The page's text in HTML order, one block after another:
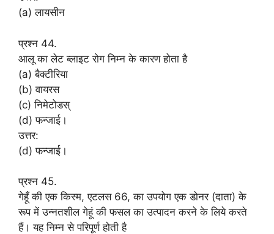
(a) लायसीन
प्रश्न 44.
आलू का लेट ब्लाइट रोग निम्न के कारण होता है
(a) बैक्टीरिया
(b) वायरस
(c) निमेटोडस्
(d) फन्जाई।
उत्तर:
(d) फन्जाई।
प्रश्न 45.
गेहूँ की एक किस्म, एटलस 66, का उपयोग एक डोनर (दाता) के
रूप में उन्नतशील गेहूं की फसल का उत्पादन करने के लिये करते
हैं। यह निम्न से परिपूर्ण होती है